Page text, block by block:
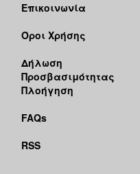
Επικοινωνία
Όροι Χρήσης
Δήλωση
Προσβασιμότητας
Πλοήγηση
FAQs
RSS